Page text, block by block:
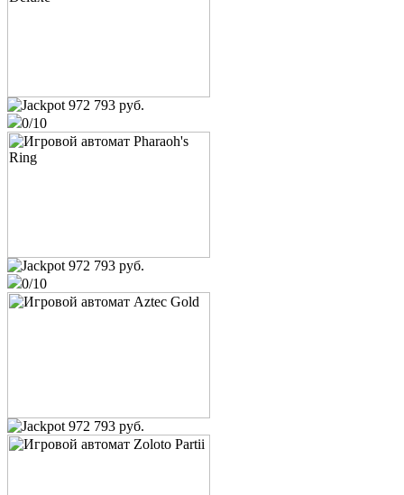
972 793 руб.
0/10
972 793 руб.
0/10
972 793 руб.
osobist
King of Cards
12 600 руб.
Book of Ra
user_1190264
13 120 руб.
osobist
Valley of the Gods